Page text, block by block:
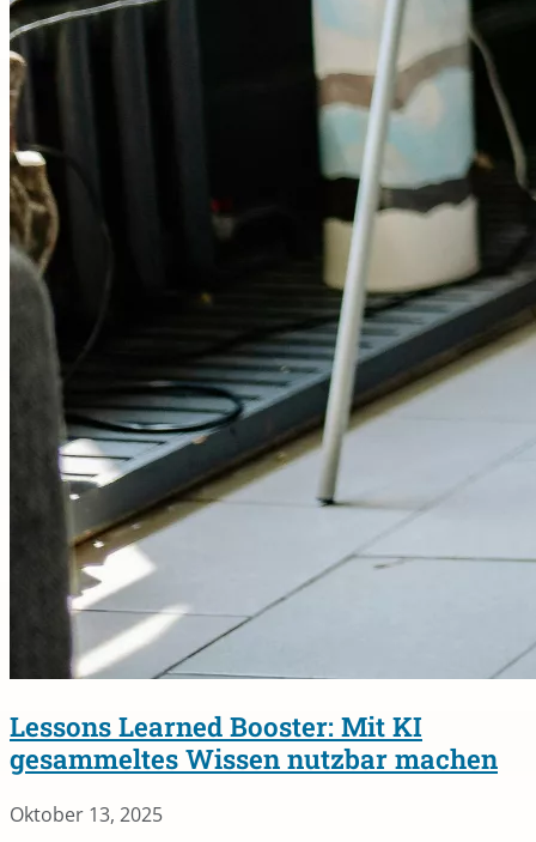
Lessons Learned Booster: Mit KI
gesammeltes Wissen nutzbar machen
Oktober 13, 2025